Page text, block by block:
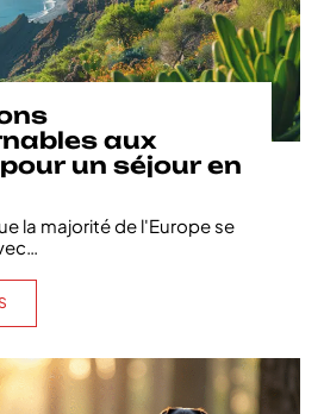
aux
un séjour en
la majorité de l'Europe se
…